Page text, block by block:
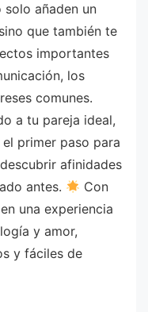
solo añaden un
que también te
importantes
los
comunes.
a tu pareja ideal,
primer paso para
afinidades
antes.
Con
una experiencia
y amor,
y fáciles de